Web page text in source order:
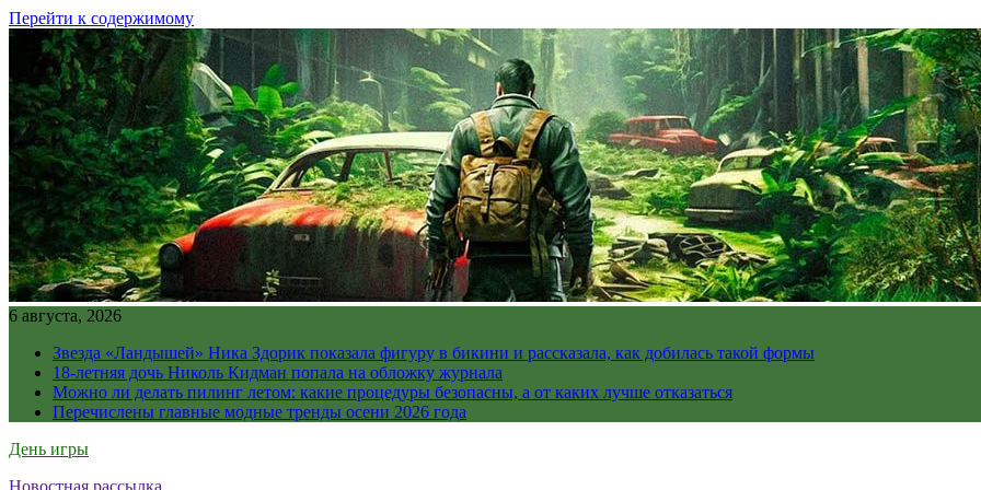
Перейти к содержимому
6 августа, 2026
Звезда «Ландышей» Ника Здорик показала фигуру в бикини и рассказала, как добилась такой формы
18-летняя дочь Николь Кидман попала на обложку журнала
Можно ли делать пилинг летом: какие процедуры безопасны, а от каких лучше отказаться
Перечислены главные модные тренды осени 2026 года
День игры
Новостная рассылка